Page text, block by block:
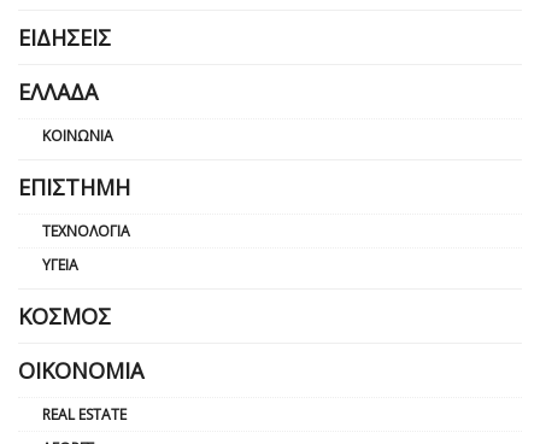
ΕΙΔΉΣΕΙΣ
ΕΛΛΆΔΑ
ΚΟΙΝΩΝΊΑ
ΕΠΙΣΤΉΜΗ
ΤΕΧΝΟΛΟΓΊΑ
ΥΓΕΊΑ
ΚΌΣΜΟΣ
ΟΙΚΟΝΟΜΊΑ
REAL ESTATE